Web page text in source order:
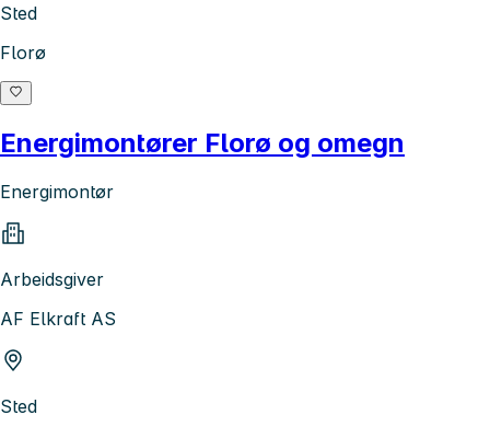
Sted
Florø
Energimontører Florø og omegn
Energimontør
Arbeidsgiver
AF Elkraft AS
Sted